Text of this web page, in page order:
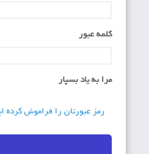
کلمه عبور
مرا به یاد بسپار
رمز عبورتان را فراموش کرده